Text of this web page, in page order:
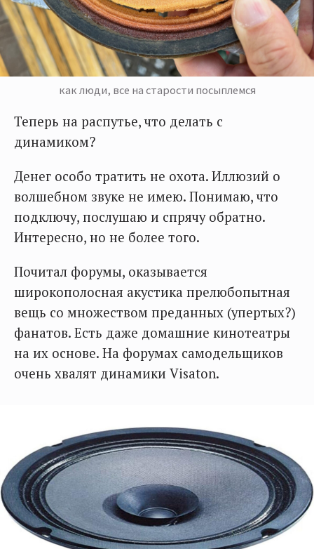
как люди, все на старости посыплемся
Теперь на распутье, что делать с
динамиком?
Денег особо тратить не охота. Иллюзий о
волшебном звуке не имею. Понимаю, что
подключу, послушаю и спрячу обратно.
Интересно, но не более того.
Почитал форумы, оказывается
широкополосная акустика прелюбопытная
вещь со множеством преданных (упертых?)
фанатов. Есть даже домашние кинотеатры
на их основе. На форумах самодельщиков
очень хвалят динамики Visaton.